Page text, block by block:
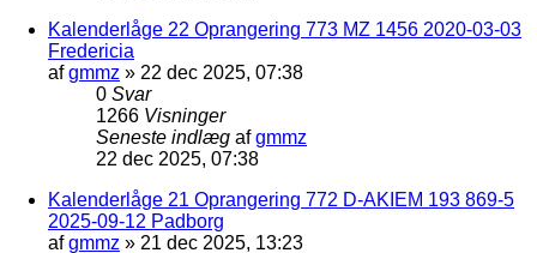
Kalenderlåge 22 Oprangering 773 MZ 1456 2020-03-03
Fredericia
afgmmz » 22 dec 2025, 07:38
0 Svar
1266 Visninger
Seneste indlæg afgmmz
22 dec 2025, 07:38
Kalenderlåge 21 Oprangering 772 D-AKIEM 193 869-5
2025-09-12 Padborg
afgmmz » 21 dec 2025, 13:23